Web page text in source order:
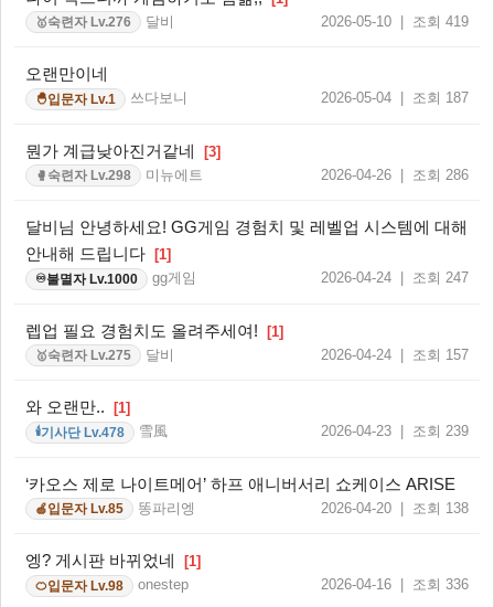
🥇숙련자 Lv.276 달비 2026-05-10 | 조회 419
오랜만이네
🐣입문자 Lv.1 쓰다보니 2026-05-04 | 조회 187
뭔가 계급낮아진거같네 [3]
🥊 숙련자 Lv.298 미뉴에트 2026-04-26 | 조회 286
달비님 안녕하세요! GG게임 경험치 및 레벨업 시스템에 대해
안내해 드립니다
[1]
♾️불멸자 Lv.1000 gg게임 2026-04-24 | 조회 247
렙업 필요 경험치도 올려주세여! [1]
🥇숙련자 Lv.275 달비 2026-04-24 | 조회 157
와 오랜만.. [1]
🕯️기사단 Lv.478 雪風 2026-04-23 | 조회 239
‘카오스 제로 나이트메어’ 하프 애니버서리 쇼케이스 ARISE
🍏입문자 Lv.85 똥파리엥 2026-04-20 | 조회 138
엥? 게시판 바뀌었네 [1]
🍊입문자 Lv.98 onestep 2026-04-16 | 조회 336